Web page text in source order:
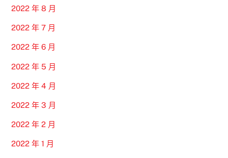
2022 年 8 月
2022 年 7 月
2022 年 6 月
2022 年 5 月
2022 年 4 月
2022 年 3 月
2022 年 2 月
2022 年 1 月